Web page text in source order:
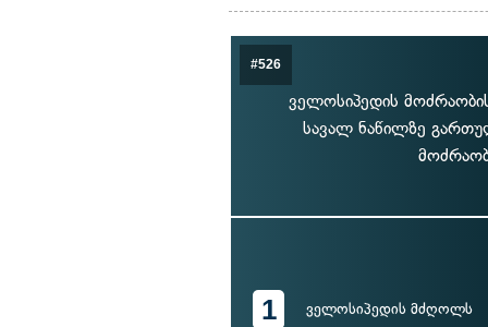
#526
ველოსიპედის
სავალ ნაწილზე
1 ველოსიპედის მძღოლს